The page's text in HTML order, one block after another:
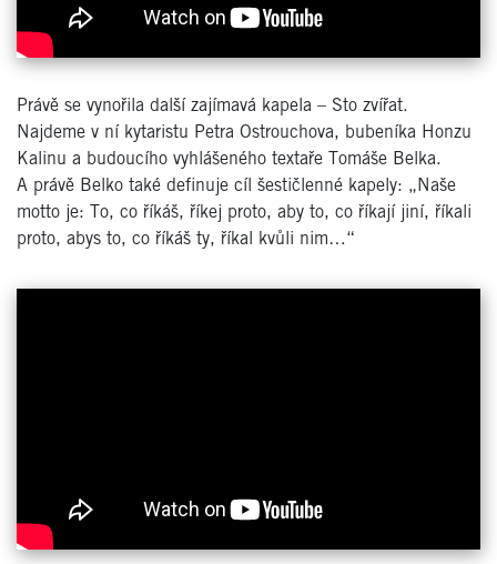
Právě se vynořila další zajímavá kapela – Sto zvířat.
Najdeme v ní kytaristu Petra Ostrouchova, bubeníka Honzu
Kalinu a budoucího vyhlášeného textaře Tomáše Belka.
A právě Belko také definuje cíl šestičlenné kapely: „Naše
motto je: To, co říkáš, říkej proto, aby to, co říkají jiní, říkali
proto, abys to, co říkáš ty, říkal kvůli nim…“